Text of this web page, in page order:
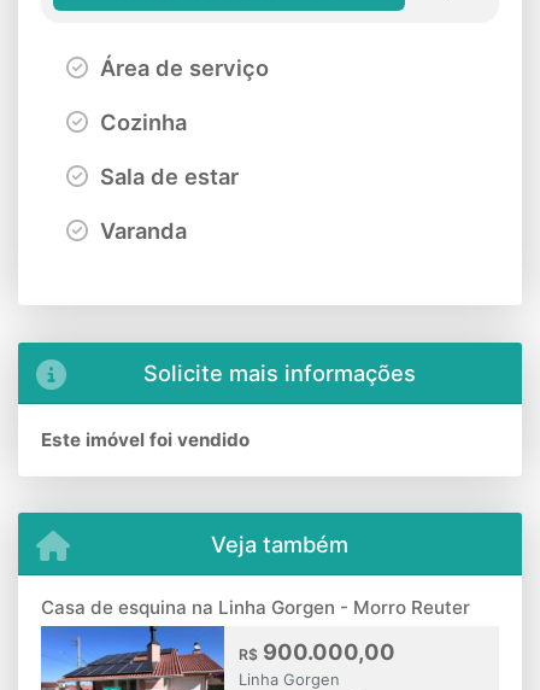
Área de serviço
Cozinha
Sala de estar
Varanda
Solicite mais informações
Este imóvel foi vendido
Veja também
Casa de esquina na Linha Gorgen - Morro Reuter
R$ 900.000,00
Linha Gorgen